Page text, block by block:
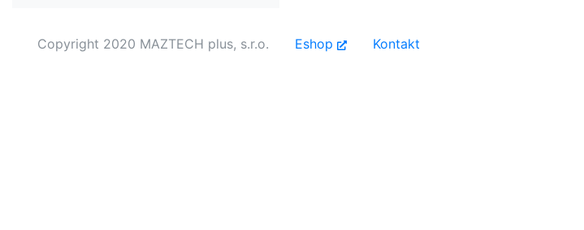
Copyright 2020 MAZTECH plus, s.r.o. Eshop Kontakt